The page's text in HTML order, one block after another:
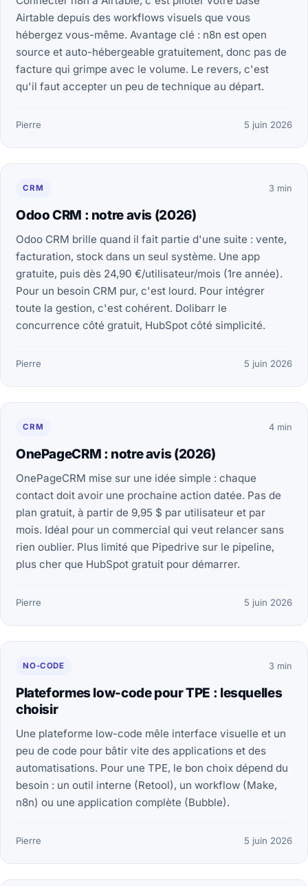
Airtable depuis des workflows visuels que vous
hébergez vous-même. Avantage clé : n8n est open
source et auto-hébergeable gratuitement, donc pas de
facture qui grimpe avec le volume. Le revers, c'est
qu'il faut accepter un peu de technique au départ.
Pierre 5 juin 2026
CRM 3 min
Odoo CRM : notre avis (2026)
Odoo CRM brille quand il fait partie d'une suite : vente,
facturation, stock dans un seul système. Une app
gratuite, puis dès 24,90 €/utilisateur/mois (1re année).
Pour un besoin CRM pur, c'est lourd. Pour intégrer
toute la gestion, c'est cohérent. Dolibarr le
concurrence côté gratuit, HubSpot côté simplicité.
Pierre 5 juin 2026
CRM 4 min
OnePageCRM : notre avis (2026)
OnePageCRM mise sur une idée simple : chaque
contact doit avoir une prochaine action datée. Pas de
plan gratuit, à partir de 9,95 $ par utilisateur et par
mois. Idéal pour un commercial qui veut relancer sans
rien oublier. Plus limité que Pipedrive sur le pipeline,
plus cher que HubSpot gratuit pour démarrer.
Pierre 5 juin 2026
NO-CODE 3 min
Plateformes low-code pour TPE : lesquelles
choisir
Une plateforme low-code mêle interface visuelle et un
peu de code pour bâtir vite des applications et des
automatisations. Pour une TPE, le bon choix dépend du
besoin : un outil interne (Retool), un workflow (Make,
n8n) ou une application complète (Bubble).
Pierre 5 juin 2026